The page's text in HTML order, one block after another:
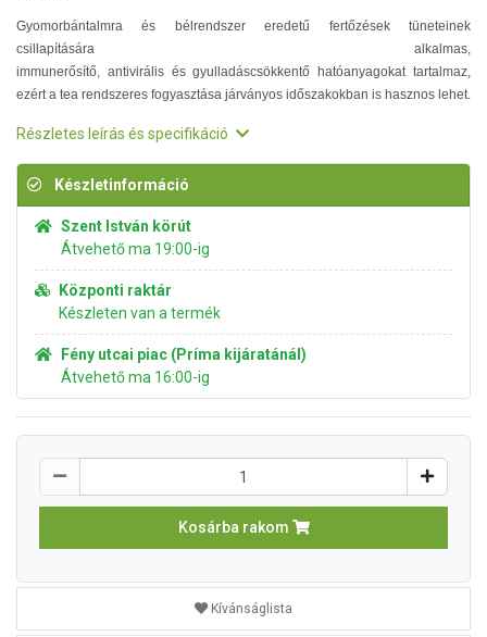
Gyomorbántalmra és bélrendszer eredetű fertőzések tüneteinek
csillapítására alkalmas,
immunerősítő, antivirális és gyulladáscsökkentő hatóanyagokat tartalmaz,
ezért a tea rendszeres fogyasztása járványos időszakokban is hasznos lehet.
Részletes leírás és specifikáció
Készletinformáció
Szent István körút
Átvehető ma 19:00-ig
Központi raktár
Készleten van a termék
Fény utcai piac (Príma kijáratánál)
Átvehető ma 16:00-ig
Kosárba rakom
Kívánságlista